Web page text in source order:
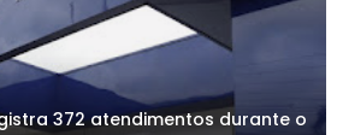
372 atendimentos durante o